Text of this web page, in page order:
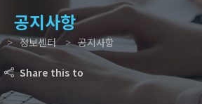
공지사항
정보센터 공지사항
Share this to